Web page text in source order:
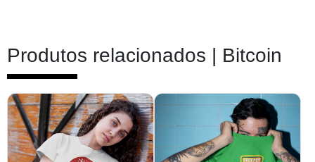
Produtos relacionados | Bitcoin